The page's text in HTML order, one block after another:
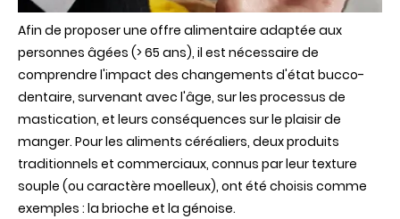
Afin de proposer une offre alimentaire adaptée aux
personnes âgées (> 65 ans), il est nécessaire de
comprendre l'impact des changements d'état bucco-
dentaire, survenant avec l'âge, sur les processus de
mastication, et leurs conséquences sur le plaisir de
manger. Pour les aliments céréaliers, deux produits
traditionnels et commerciaux, connus par leur texture
souple (ou caractère moelleux), ont été choisis comme
exemples : la brioche et la génoise.